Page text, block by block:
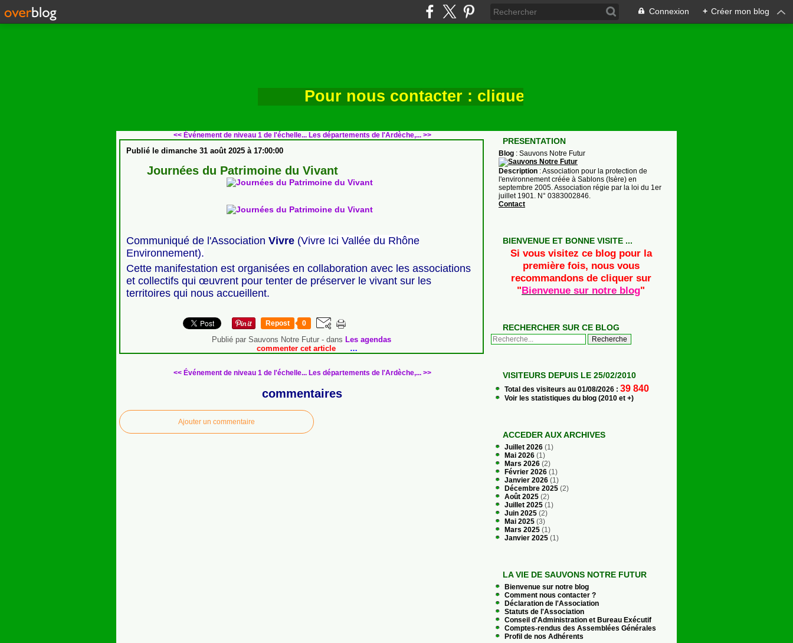
Connexion + Créer mon blog
Pour nous contacter : cliquez ici
<< Événement de niveau 1 de l'échelle... Les départements de l'Ardèche,... >>
Publié le dimanche 31 août 2025 à 17:00:00
Journées du Patrimoine du Vivant
Communiqué de l'Association Vivre (Vivre Ici Vallée du Rhône
Environnement).
Cette manifestation est organisées en collaboration avec les associations
et collectifs qui œuvrent pour tenter de préserver le vivant sur les
territoires qui nous accueillent.
Repost 0
Publié par Sauvons Notre Futur -dans Les agendas
commenter cet article
…
<< Événement de niveau 1 de l'échelle... Les départements de l'Ardèche,... >>
commentaires
Ajouter un commentaire
PRESENTATION
Blog : Sauvons Notre Futur
Description : Association pour la protection de
l'environnement créée à Sablons (Isère) en
septembre 2005. Association régie par la loi du 1er
juillet 1901. N° 0383002846.
Contact
BIENVENUE ET BONNE VISITE ...
Si vous visitez ce blog pour la
première fois, nous vous
recommandons de cliquer sur
"Bienvenue sur notre blog"
RECHERCHER SUR CE BLOG
VISITEURS DEPUIS LE 25/02/2010
Total des visiteurs au 01/08/2026 : 39 840
Voir les statistiques du blog (2010 et +)
ACCEDER AUX ARCHIVES
Juillet 2026 (1)
Mai 2026 (1)
Mars 2026 (2)
Février 2026 (1)
Janvier 2026 (1)
Décembre 2025 (2)
Août 2025 (2)
Juillet 2025 (1)
Juin 2025 (2)
Mai 2025 (3)
Mars 2025 (1)
Janvier 2025 (1)
LA VIE DE SAUVONS NOTRE FUTUR
Bienvenue sur notre blog
Comment nous contacter ?
Déclaration de l'Association
Statuts de l'Association
Conseil d'Administration et Bureau Exécutif
Comptes-rendus des Assemblées Générales
Profil de nos Adhérents